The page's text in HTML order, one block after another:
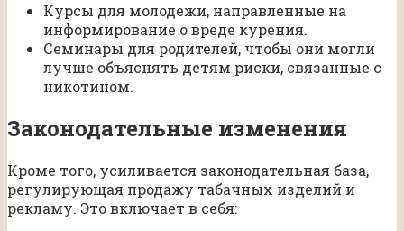
Курсы для молодежи, направленные на
информирование о вреде курения.
Семинары для родителей, чтобы они могли
лучше объяснять детям риски, связанные с
никотином.
Законодательные изменения
Кроме того, усиливается законодательная база,
регулирующая продажу табачных изделий и
рекламу. Это включает в себя: